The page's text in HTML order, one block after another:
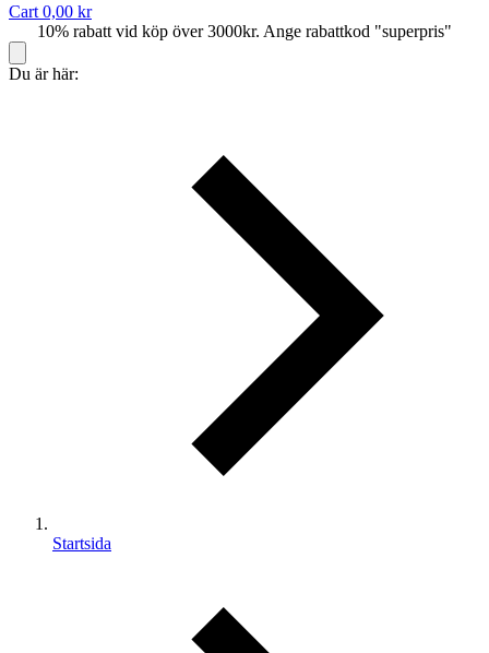
Cart 0,00 kr
10% rabatt vid köp över 3000kr. Ange rabattkod "superpris"
Du är här:
Startsida